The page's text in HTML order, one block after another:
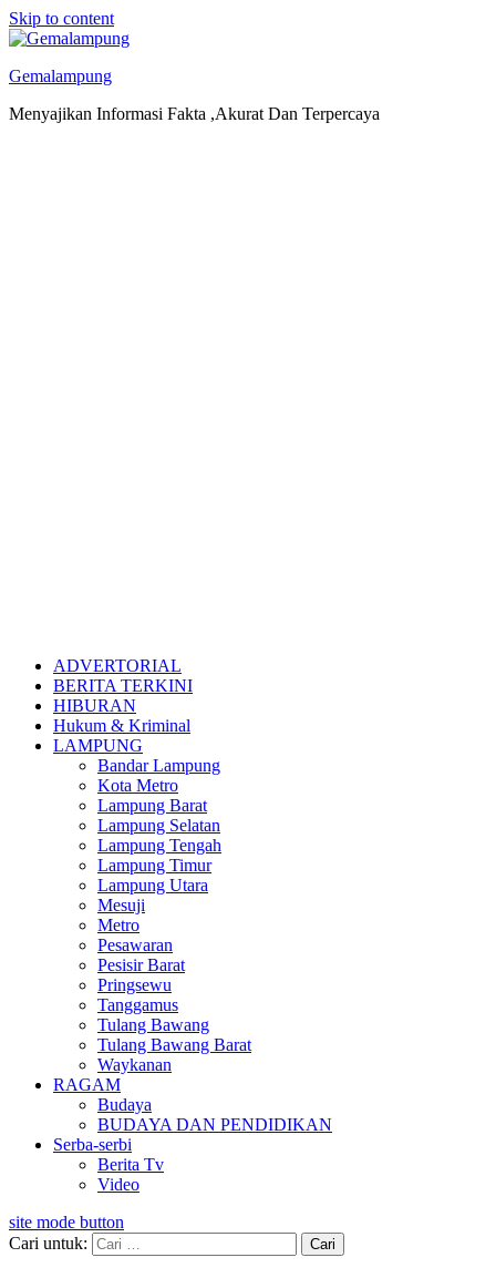
Skip to content
Gemalampung
Menyajikan Informasi Fakta ,Akurat Dan Terpercaya
ADVERTORIAL
BERITA TERKINI
HIBURAN
Hukum & Kriminal
LAMPUNG
Bandar Lampung
Kota Metro
Lampung Barat
Lampung Selatan
Lampung Tengah
Lampung Timur
Lampung Utara
Mesuji
Metro
Pesawaran
Pesisir Barat
Pringsewu
Tanggamus
Tulang Bawang
Tulang Bawang Barat
Waykanan
RAGAM
Budaya
BUDAYA DAN PENDIDIKAN
Serba-serbi
Berita Tv
Video
site mode button
Cari untuk: